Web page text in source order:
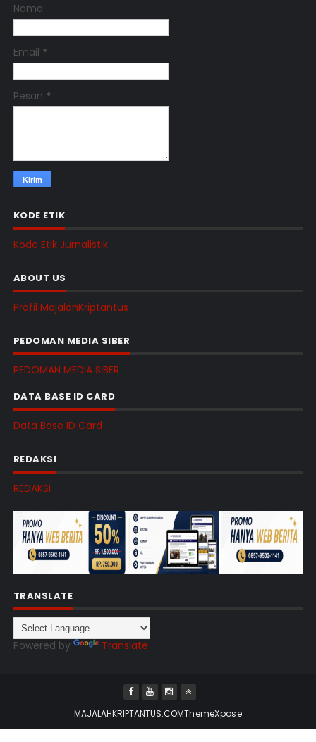
Nama
Email *
Pesan *
KODE ETIK
Kode Etik Jurnalistik
ABOUT US
Profil MajalahKriptantus
PEDOMAN MEDIA SIBER
PEDOMAN MEDIA SIBER
DATA BASE ID CARD
Data Base ID Card
REDAKSI
REDAKSI
TRANSLATE
Powered by Translate
MAJALAHKRIPTANTUS.COMThemeXpose